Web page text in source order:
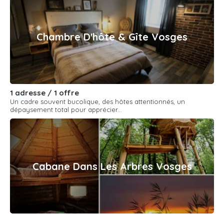
Chambre D'hôte & Gîte Vosges
1 adresse / 1 offre
Un cadre souvent bucolique, des hôtes attentionnés, un
dépaysement total pour apprécier...
Cabane Dans Les Arbres Vosges